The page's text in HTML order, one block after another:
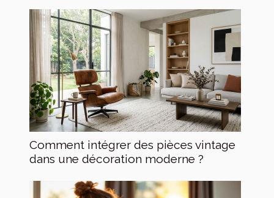
Comment intégrer des pièces vintage
dans une décoration moderne ?